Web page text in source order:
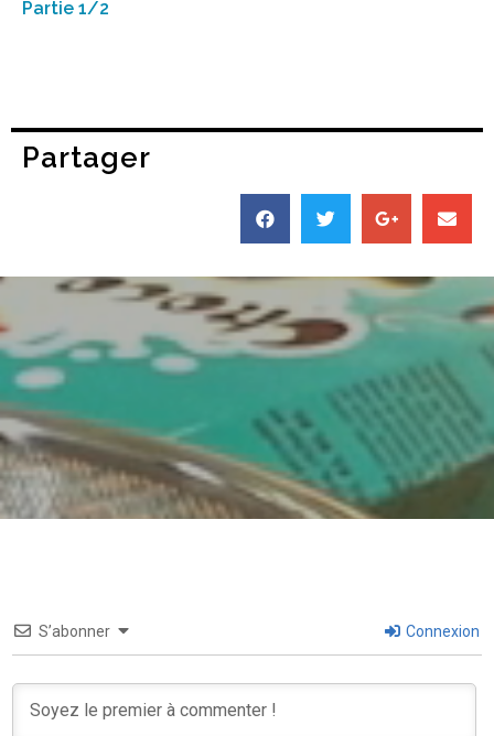
Partie 1/2
Partager
S’abonner Connexion